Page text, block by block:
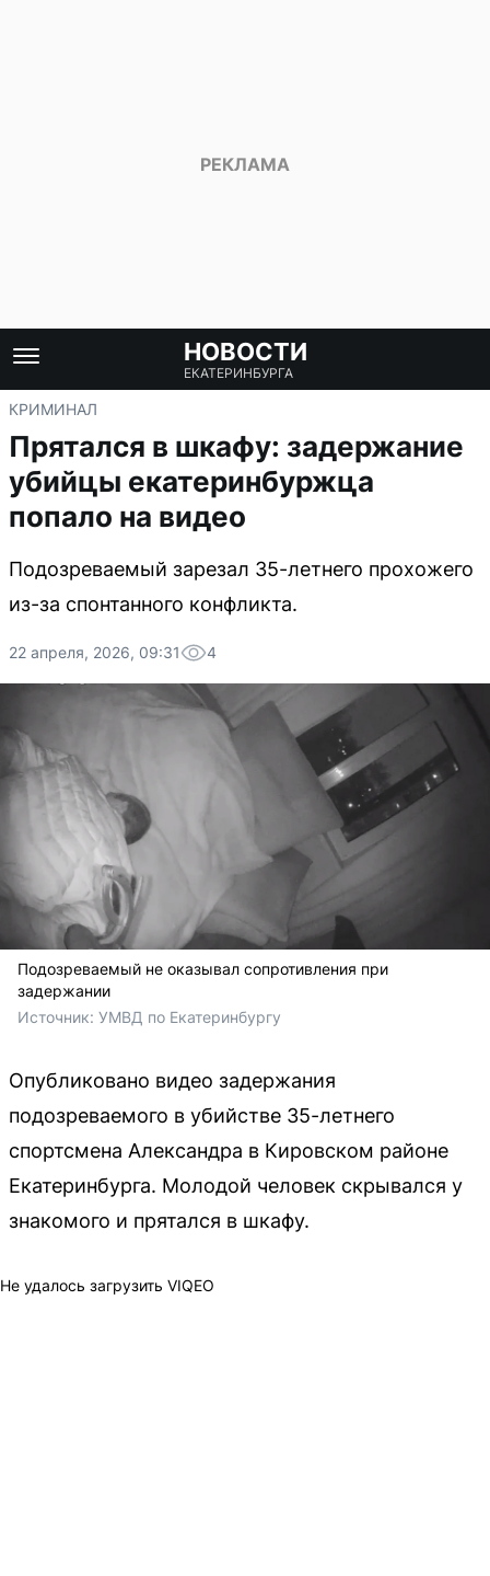
НОВОСТИ
ЕКАТЕРИНБУРГА
КРИМИНАЛ
Прятался в шкафу: задержание
убийцы екатеринбуржца
попало на видео
Подозреваемый зарезал 35-летнего прохожего
из-за спонтанного конфликта.
22 апреля, 2026, 09:31 4
Подозреваемый не оказывал сопротивления при
задержании
Источник: УМВД по Екатеринбургу
Опубликовано видео задержания
подозреваемого в убийстве 35-летнего
спортсмена Александра в Кировском районе
Екатеринбурга. Молодой человек скрывался у
знакомого и прятался в шкафу.
Не удалось загрузить VIQEO